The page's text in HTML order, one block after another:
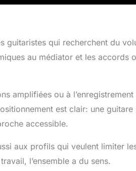
guitaristes qui recherchent du
au médiator et les accords
amplifiées ou à
est clair: une
accessible.
aux profils qui veulent limiter
l’ensemble a du sens.